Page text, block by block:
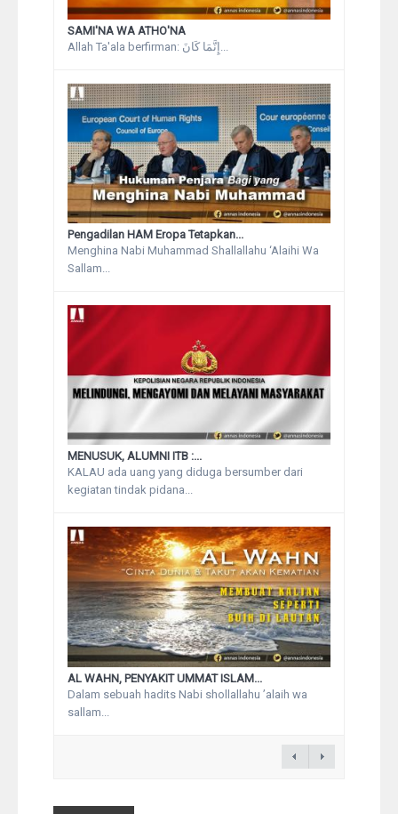
SAMI'NA WA ATHO'NA
Allah Ta'ala berfirman: إِنَّمَا كَانَ...
Pengadilan HAM Eropa Tetapkan...
Menghina Nabi Muhammad Shallallahu ‘Alaihi Wa
Sallam...
MENUSUK, ALUMNI ITB :...
KALAU ada uang yang diduga bersumber dari
kegiatan tindak pidana...
AL WAHN, PENYAKIT UMMAT ISLAM...
Dalam sebuah hadits Nabi shollallahu ’alaih wa
sallam...